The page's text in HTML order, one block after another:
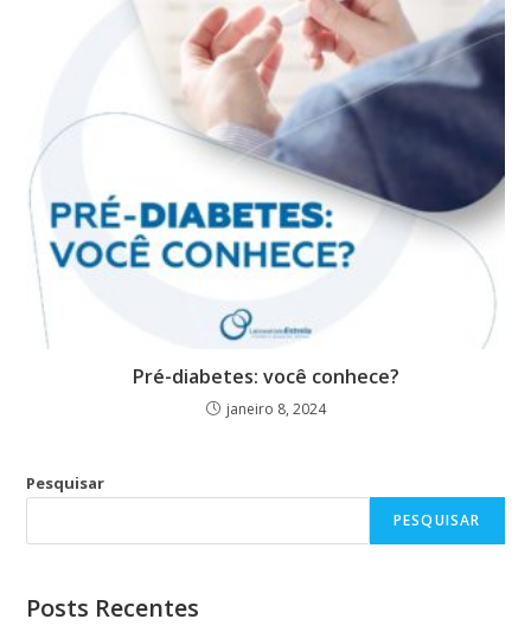
Pré-diabetes: você conhece?
janeiro 8, 2024
Pesquisar
PESQUISAR
Posts Recentes